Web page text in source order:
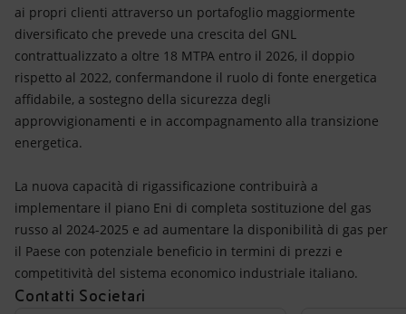
ai propri clienti attraverso un portafoglio maggiormente
diversificato che prevede una crescita del GNL
contrattualizzato a oltre 18 MTPA entro il 2026, il doppio
rispetto al 2022, confermandone il ruolo di fonte energetica
affidabile, a sostegno della sicurezza degli
approvvigionamenti e in accompagnamento alla transizione
energetica.
La nuova capacità di rigassificazione contribuirà a
implementare il piano Eni di completa sostituzione del gas
russo al 2024-2025 e ad aumentare la disponibilità di gas per
il Paese con potenziale beneficio in termini di prezzi e
competitività del sistema economico industriale italiano.
Contatti Societari